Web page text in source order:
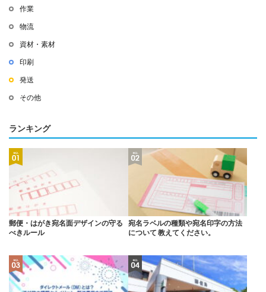
作業
物流
資材・素材
印刷
発送
その他
ランキング
郵便・はがき宛名面デザインの守る
べきルール
宛名ラベルの種類や宛名印字の方法
について 教えてください。